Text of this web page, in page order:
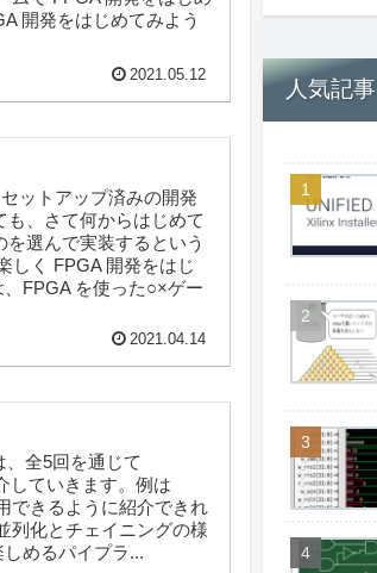
開発をはじめてみよう
2021.05.12
ットアップ済みの開発
、さて何からはじめて
選んで実装するという
しく FPGA 開発をはじ
FPGA を使った○×ゲー
2021.04.14
全5回を通じて
していきます。例は
できるように紹介できれ
列化とチェイニングの様
めるパイプラ...
人気記事